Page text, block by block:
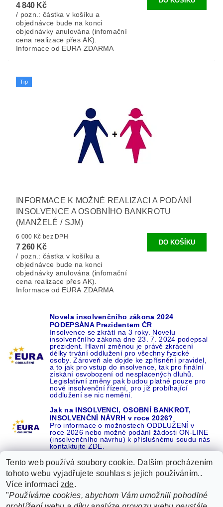
4 840 Kč
/ pozn.: částka v košíku a
objednávce bude na konci
objednávky anulována (infomační
cena realizace přes AK).
Informace od EURA ZDARMA
Tip
INFORMACE K MOŽNÉ REALIZACI A PODÁNÍ
INSOLVENCE A OSOBNÍHO BANKROTU
(MANŽELÉ / SJM)
6 000 Kč bez DPH
7 260 Kč
/ pozn.: částka v košíku a
objednávce bude na konci
objednávky anulována (infomační
cena realizace přes AK).
Informace od EURA ZDARMA
Novela insolvenčního zákona 2024
PODEPSÁNA Prezidentem ČR
Insolvence se zkrátí na 3 roky. Novelu
insolvenčního zákona dne 23. 7. 2024 podepsal
prezident. Hlavní změnou je právě zkrácení
délky trvání oddlužení pro všechny fyzické
osoby. Zároveň ale dojde ke zpřísnění pravidel,
a to jak pro vstup do insolvence, tak pro finální
získání osvobození od nesplacených dluhů.
Legislativní změny pak budou platné pouze pro
nové insolvenční řízení, pro již probíhající
oddlužení se nic nemění.
Jak na INSOLVENCI, OSOBNÍ BANKROT,
INSOLVENČNÍ NÁVRH v roce 2026?
Pro informace o možnostech ODDLUŽENÍ v
roce 2026 nebo možné podání žádosti ON-LINE
(insolvenčního návrhu) k příslušnému soudu nás
kontaktujte ZDE.
Recenze o NÁS na GOOGLE 16 let REFERENCÍ v celé ČR |
Recenze o NÁS na SEZNAMU |
Tento web používá soubory cookie. Dalším procházením
tohoto webu vyjadřujete souhlas s jejich používáním..
Více informací zde.
"Používáme cookies, abychom Vám umožnili pohodlné